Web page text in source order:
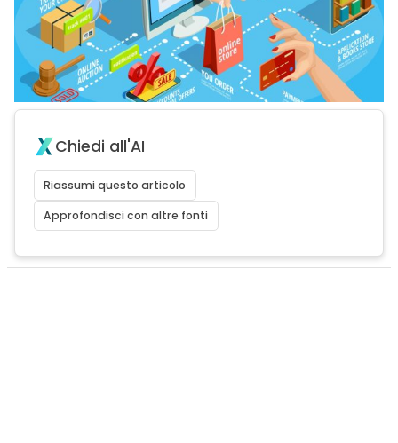
Chiedi all'AI
Riassumi questo articolo
Approfondisci con altre fonti